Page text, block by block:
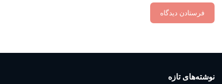
نوشته‌های تازه